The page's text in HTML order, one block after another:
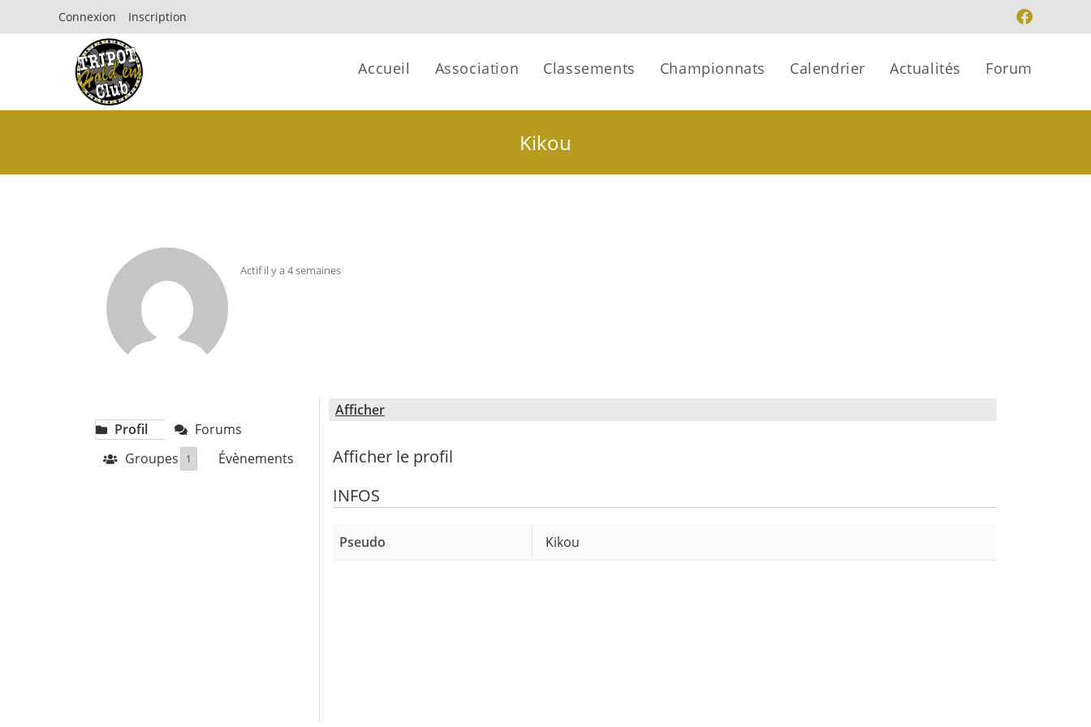
Connexion Inscription
Accueil Association Classements Championnats Calendrier Actualités Forum
Kikou
Actif il y a 4 semaines
Profil
Forums
Groupes
1 Évènements
Afficher
Afficher le profil
INFOS
Pseudo Kikou